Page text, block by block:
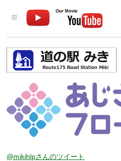
@mikihlpさんのツイート